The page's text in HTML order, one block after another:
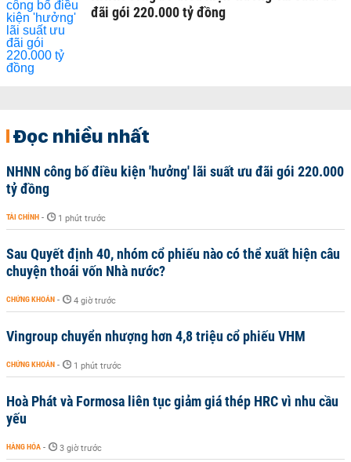
đãi gói 220.000 tỷ đồng
Đọc nhiều nhất
NHNN công bố điều kiện 'hưởng' lãi suất ưu đãi gói 220.000
tỷ đồng
TÀI CHÍNH - 1 phút trước
Sau Quyết định 40, nhóm cổ phiếu nào có thể xuất hiện câu
chuyện thoái vốn Nhà nước?
CHỨNG KHOÁN - 4 giờ trước
Vingroup chuyển nhượng hơn 4,8 triệu cổ phiếu VHM
CHỨNG KHOÁN - 1 phút trước
Hoà Phát và Formosa liên tục giảm giá thép HRC vì nhu cầu
yếu
HÀNG HÓA - 3 giờ trước